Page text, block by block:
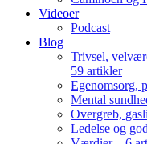
Videoer
Podcast
Blog
Trivsel,
59 artikler
Egenomsorg,
Mental
Overgreb,
Ledelse og